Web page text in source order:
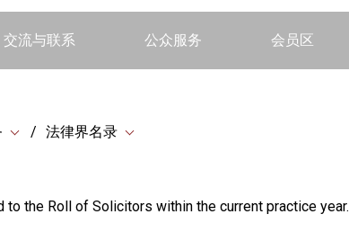
交流与联系 公众服务 会员区
法律界名录
to the Roll of Solicitors within the current practice year.